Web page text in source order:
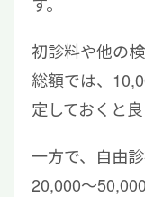
初診料や他の
総額では、
定しておくと良
一方で、自由
20,000〜